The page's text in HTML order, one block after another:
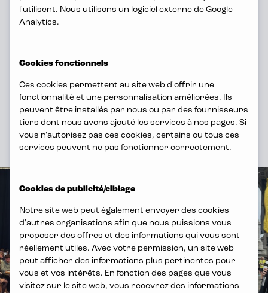
médias porteuse et en pleine
l'utilisent. Nous utilisons un logiciel externe de Google
Analytics.
Cookies fonctionnels
Ces cookies permettent au site web d'offrir une
fonctionnalité et une personnalisation améliorées. Ils
peuvent être installés par nous ou par des fournisseurs
tiers dont nous avons ajouté les services à nos pages. Si
vous n'autorisez pas ces cookies, certains ou tous ces
services peuvent ne pas fonctionner correctement.
Cookies de publicité/ciblage
Notre site web peut également envoyer des cookies
d'autres organisations afin que nous puissions vous
proposer des offres et des informations qui vous sont
réellement utiles. Avec votre permission, un site web
peut afficher des informations plus pertinentes pour
vous et vos intérêts. En fonction des pages que vous
visitez sur le site web, vous recevrez des informations